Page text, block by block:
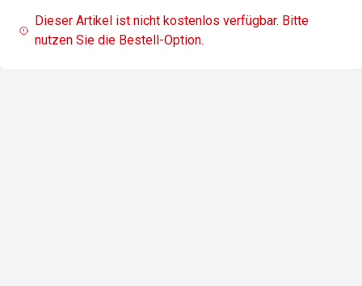
Dieser Artikel ist nicht kostenlos verfügbar. Bitte
nutzen Sie die Bestell-Option.